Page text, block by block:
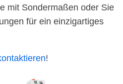
mit Sondermaßen oder Sie
für ein einzigartiges
!